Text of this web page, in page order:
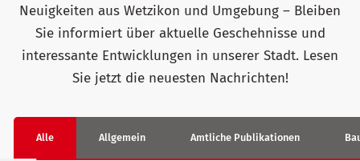
Neuigkeiten aus Wetzikon und Umgebung – Bleiben
Sie informiert über aktuelle Geschehnisse und
interessante Entwicklungen in unserer Stadt. Lesen
Sie jetzt die neuesten Nachrichten!
Alle Allgemein Amtliche Publikationen